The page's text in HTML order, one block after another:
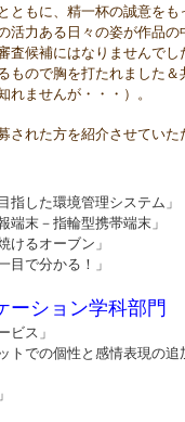
ともに、精一杯の誠意を
力ある日々の姿が作品の
査候補にはなりませんで
もので胸を打たれました
ませんが・・・）。
れた方を紹介させていた
指した環境管理システム 」
端末－指輪型携帯端末 」
けるオーブン」
で分かる！」
ーション学科部門
ス」
での個性と感情表現の追